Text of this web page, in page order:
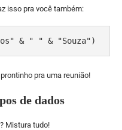
isso pra você também:
& " " & "Souza")
pra uma reunião!
de dados
Mistura tudo!